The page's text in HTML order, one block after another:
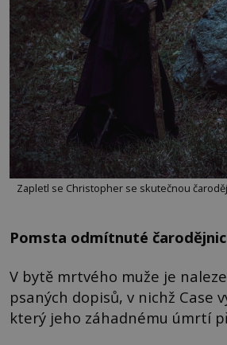
Zapletl se Christopher se skutečnou
Pomsta odmítnuté
V bytě mrtvého muže je
psaných dopisů, v nichž Case
který jeho záhadnému úmrtí